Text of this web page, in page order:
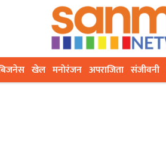
खेल मनोरंजन अपराजिता संजीवनी